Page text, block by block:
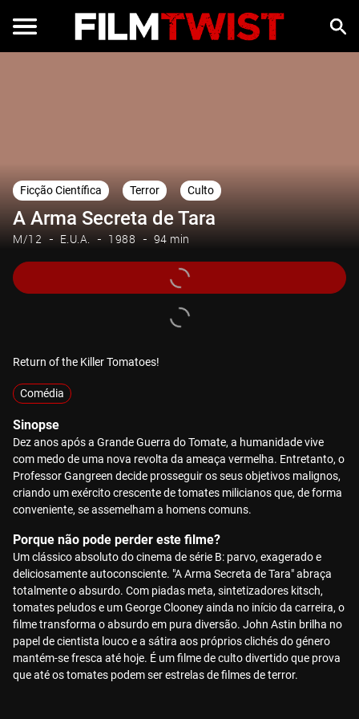
Ficção Científica Terror Culto
A Arma Secreta de Tara
M/12 E.U.A. 1988 94 min
Return of the Killer Tomatoes!
Comédia
Sinopse
Dez anos após a Grande Guerra do Tomate, a humanidade vive
com medo de uma nova revolta da ameaça vermelha. Entretanto, o
Professor Gangreen decide prosseguir os seus objetivos malignos,
criando um exército crescente de tomates milicianos que, de forma
conveniente, se assemelham a homens comuns.
Porque não pode perder este filme?
Um clássico absoluto do cinema de série B: parvo, exagerado e
deliciosamente autoconsciente. "A Arma Secreta de Tara" abraça
totalmente o absurdo. Com piadas meta, sintetizadores kitsch,
tomates peludos e um George Clooney ainda no início da carreira, o
filme transforma o absurdo em pura diversão. John Astin brilha no
papel de cientista louco e a sátira aos próprios clichés do género
mantém-se fresca até hoje. É um filme de culto divertido que prova
que até os tomates podem ser estrelas de filmes de terror.